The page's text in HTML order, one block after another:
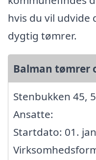
hvis du vil udvide
dygtig tømrer.
Balman tømrer
Stenbukken 45,
Ansatte:
Startdato: 01.